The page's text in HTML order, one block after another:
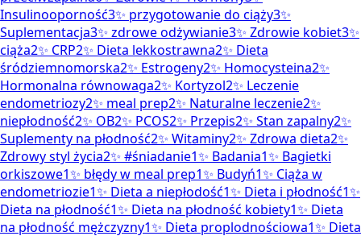
Insulinooporność3✨ przygotowanie do ciąży3✨
Suplementacja3✨ zdrowe odżywianie3✨ Zdrowie kobiet3✨
ciąża2✨ CRP2✨ Dieta lekkostrawna2✨ Dieta
śródziemnomorska2✨ Estrogeny2✨ Homocysteina2✨
Hormonalna równowaga2✨ Kortyzol2✨ Leczenie
endometriozy2✨ meal prep2✨ Naturalne leczenie2✨
niepłodność2✨ OB2✨ PCOS2✨ Przepis2✨ Stan zapalny2✨
Suplementy na płodność2✨ Witaminy2✨ Zdrowa dieta2✨
Zdrowy styl życia2✨ #śniadanie1✨ Badania1✨ Bagietki
orkiszowe1✨ błędy w meal prep1✨ Budyń1✨ Ciąża w
endometriozie1✨ Dieta a niepłodość1✨ Dieta i płodność1✨
Dieta na płodność1✨ Dieta na płodność kobiety1✨ Dieta
na płodność mężczyzny1✨ Dieta proplodnościowa1✨ Dieta